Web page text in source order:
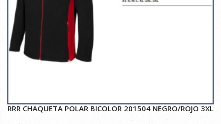
RRR CHAQUETA POLAR BICOLOR 201504 NEGRO/ROJO 3XL